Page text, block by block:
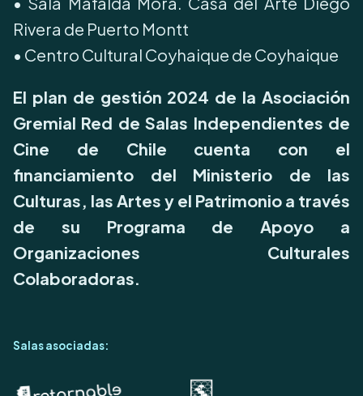
Rivera de Puerto Montt
•⁠ Centro Cultural Coyhaique de Coyhaique
El plan de gestión 2024 de la Asociación
Gremial Red de Salas Independientes de
Cine de Chile cuenta con el
financiamiento del Ministerio de las
Culturas, las Artes y el Patrimonio a través
de su Programa de Apoyo a
Organizaciones Culturales
Colaboradoras.
Salas asociadas: